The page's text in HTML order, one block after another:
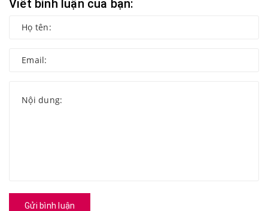
Viết bình luận của bạn:
Gửi bình luận